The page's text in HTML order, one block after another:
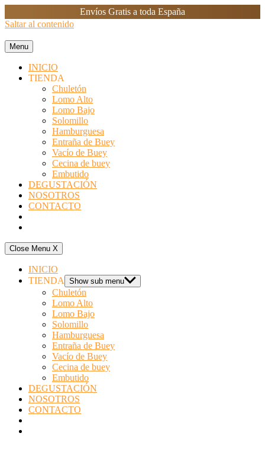
Envíos Gratis a toda España
Saltar al contenido
Menu
INICIO
TIENDA
Chuletón
Lomo Alto
Lomo Bajo
Solomillo
Hamburguesa
Entraña de Buey
Vacío de Buey
Cecina de buey
Embutido
DEGUSTACIÓN
NOSOTROS
CONTACTO
Close Menu X
INICIO
TIENDA
Show sub menu
Chuletón
Lomo Alto
Lomo Bajo
Solomillo
Hamburguesa
Entraña de Buey
Vacío de Buey
Cecina de buey
Embutido
DEGUSTACIÓN
NOSOTROS
CONTACTO